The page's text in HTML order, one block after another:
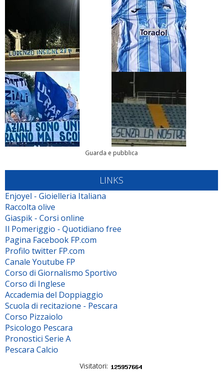
Guarda e pubblica
LINKS
Enjoyel - Gioielleria Italiana
Raccolta olive
Giaspik - Corsi online
Il Pomeriggio - Quotidiano free
Pagina Facebook FP.com
Profilo twitter FP.com
Canale Youtube FP
Corso di Giornalismo Sportivo
Corso di Inglese
Accademia del Doppiaggio
Scuola di recitazione - Pescara
Corso Pizzaiolo
Psicologo Pescara
Pronostici Serie A
Pescara Calcio
Visitatori: